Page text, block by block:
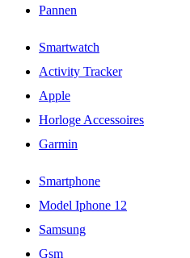
Pannen
Smartwatch
Activity Tracker
Apple
Horloge Accessoires
Garmin
Smartphone
Model Iphone 12
Samsung
Gsm